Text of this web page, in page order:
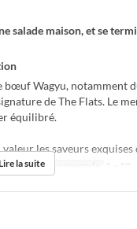
salade maison, et se
bœuf Wagyu, notamment
de The Flats. Le
équilibré.
les saveurs
Qté de commande 1 ~ 10
la suite